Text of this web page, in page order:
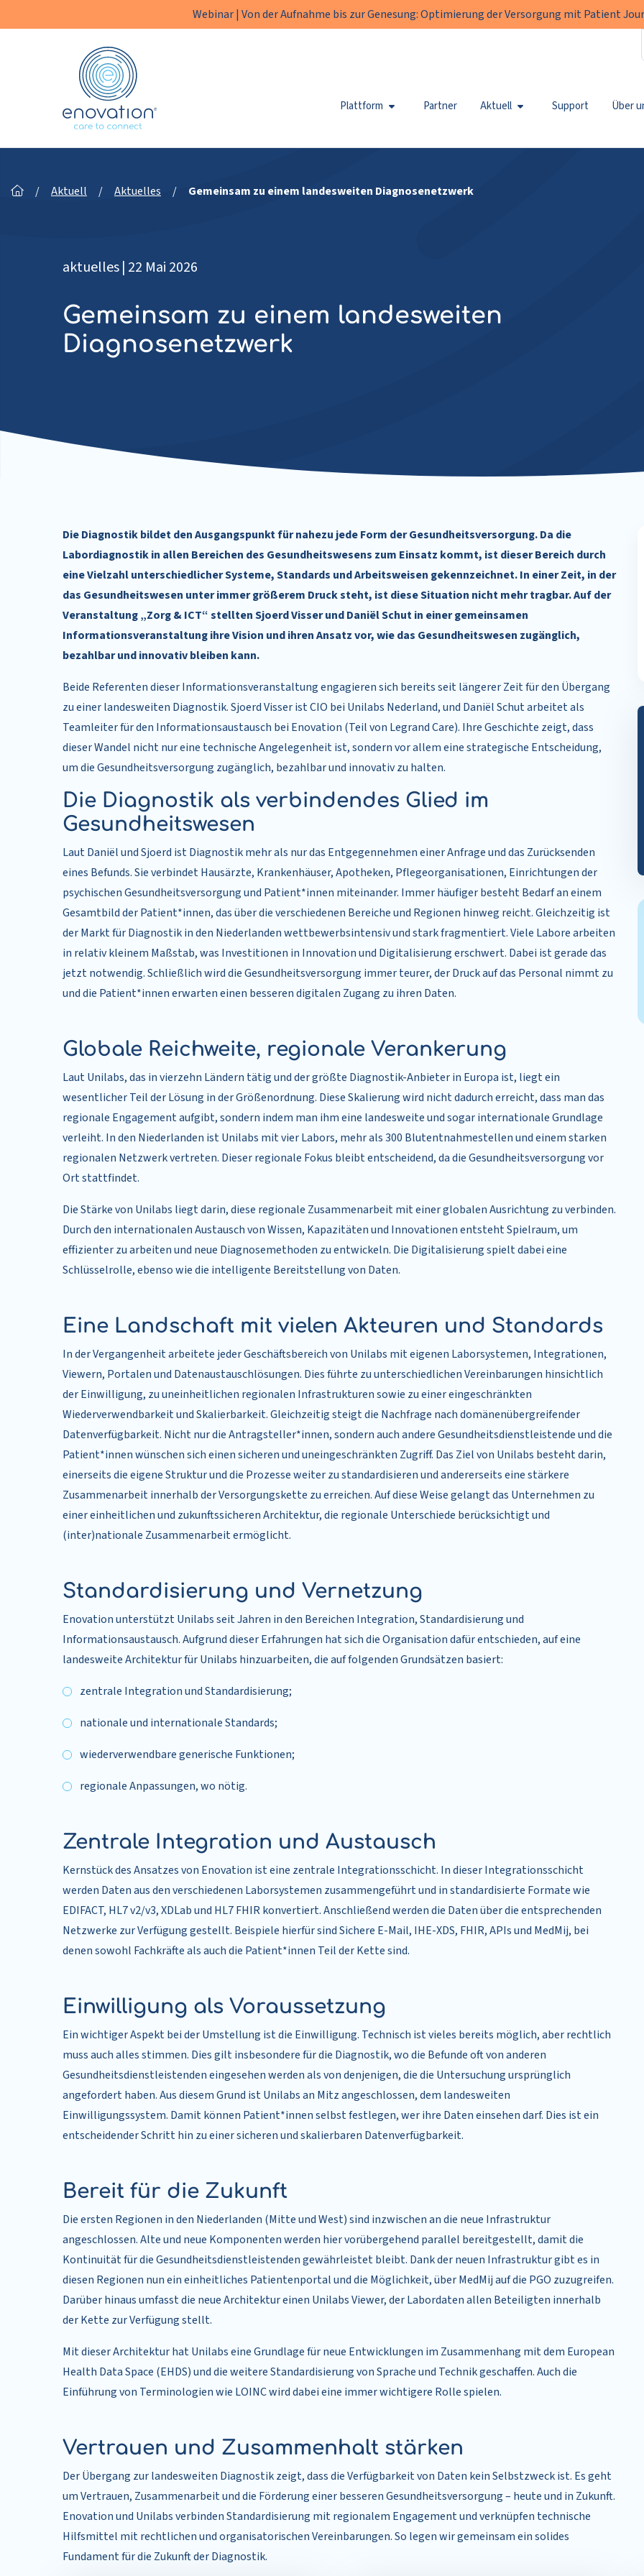
Webinar | Von der Aufnahme bis zur Genesung: Optimierung der Versorgung mit Patient
Enovation
Plattform Partner Aktuell Support Über
/ Aktuell / Aktuelles / Gemeinsam zu einem landesweiten Diagnosenetzwerk
aktuelles| 22 Mai 2026
Gemeinsam zu einem landesweiten
Diagnosenetzwerk
Die Diagnostik bildet den Ausgangspunkt für nahezu jede Form der Gesundheitsversorgung. Da die
Labordiagnostik in allen Bereichen des Gesundheitswesens zum Einsatz kommt, ist dieser Bereich durch
eine Vielzahl unterschiedlicher Systeme, Standards und Arbeitsweisen gekennzeichnet. In einer Zeit, in der
das Gesundheitswesen unter immer größerem Druck steht, ist diese Situation nicht mehr tragbar. Auf der
Veranstaltung „Zorg & ICT“ stellten Sjoerd Visser und Daniël Schut in einer gemeinsamen
Informationsveranstaltung ihre Vision und ihren Ansatz vor, wie das Gesundheitswesen zugänglich,
bezahlbar und innovativ bleiben kann.
Beide Referenten dieser Informationsveranstaltung engagieren sich bereits seit längerer Zeit für den Übergang
zu einer landesweiten Diagnostik. Sjoerd Visser ist CIO bei Unilabs Nederland, und Daniël Schut arbeitet als
Teamleiter für den Informationsaustausch bei Enovation (Teil von Legrand Care). Ihre Geschichte zeigt, dass
dieser Wandel nicht nur eine technische Angelegenheit ist, sondern vor allem eine strategische Entscheidung,
um die Gesundheitsversorgung zugänglich, bezahlbar und innovativ zu halten.
Die Diagnostik als verbindendes Glied im
Gesundheitswesen
Laut Daniël und Sjoerd ist Diagnostik mehr als nur das Entgegennehmen einer Anfrage und das Zurücksenden
eines Befunds. Sie verbindet Hausärzte, Krankenhäuser, Apotheken, Pflegeorganisationen, Einrichtungen der
psychischen Gesundheitsversorgung und Patient*innen miteinander. Immer häufiger besteht Bedarf an einem
Gesamtbild der Patient*innen, das über die verschiedenen Bereiche und Regionen hinweg reicht. Gleichzeitig ist
der Markt für Diagnostik in den Niederlanden wettbewerbsintensiv und stark fragmentiert. Viele Labore arbeiten
in relativ kleinem Maßstab, was Investitionen in Innovation und Digitalisierung erschwert. Dabei ist gerade das
jetzt notwendig. Schließlich wird die Gesundheitsversorgung immer teurer, der Druck auf das Personal nimmt zu
und die Patient*innen erwarten einen besseren digitalen Zugang zu ihren Daten.
Globale Reichweite, regionale Verankerung
Laut Unilabs, das in vierzehn Ländern tätig und der größte Diagnostik-Anbieter in Europa ist, liegt ein
wesentlicher Teil der Lösung in der Größenordnung. Diese Skalierung wird nicht dadurch erreicht, dass man das
regionale Engagement aufgibt, sondern indem man ihm eine landesweite und sogar internationale Grundlage
verleiht. In den Niederlanden ist Unilabs mit vier Labors, mehr als 300 Blutentnahmestellen und einem starken
regionalen Netzwerk vertreten. Dieser regionale Fokus bleibt entscheidend, da die Gesundheitsversorgung vor
Ort stattfindet.
Die Stärke von Unilabs liegt darin, diese regionale Zusammenarbeit mit einer globalen Ausrichtung zu verbinden.
Durch den internationalen Austausch von Wissen, Kapazitäten und Innovationen entsteht Spielraum, um
effizienter zu arbeiten und neue Diagnosemethoden zu entwickeln. Die Digitalisierung spielt dabei eine
Schlüsselrolle, ebenso wie die intelligente Bereitstellung von Daten.
Eine Landschaft mit vielen Akteuren und Standards
In der Vergangenheit arbeitete jeder Geschäftsbereich von Unilabs mit eigenen Laborsystemen, Integrationen,
Viewern, Portalen und Datenaustauschlösungen. Dies führte zu unterschiedlichen Vereinbarungen hinsichtlich
der Einwilligung, zu uneinheitlichen regionalen Infrastrukturen sowie zu einer eingeschränkten
Wiederverwendbarkeit und Skalierbarkeit. Gleichzeitig steigt die Nachfrage nach domänenübergreifender
Datenverfügbarkeit. Nicht nur die Antragsteller*innen, sondern auch andere Gesundheitsdienstleistende und die
Patient*innen wünschen sich einen sicheren und uneingeschränkten Zugriff. Das Ziel von Unilabs besteht darin,
einerseits die eigene Struktur und die Prozesse weiter zu standardisieren und andererseits eine stärkere
Zusammenarbeit innerhalb der Versorgungskette zu erreichen. Auf diese Weise gelangt das Unternehmen zu
einer einheitlichen und zukunftssicheren Architektur, die regionale Unterschiede berücksichtigt und
(inter)nationale Zusammenarbeit ermöglicht.
Standardisierung und Vernetzung
Enovation unterstützt Unilabs seit Jahren in den Bereichen Integration, Standardisierung und
Informationsaustausch. Aufgrund dieser Erfahrungen hat sich die Organisation dafür entschieden, auf eine
landesweite Architektur für Unilabs hinzuarbeiten, die auf folgenden Grundsätzen basiert:
zentrale Integration und Standardisierung;
nationale und internationale Standards;
wiederverwendbare generische Funktionen;
regionale Anpassungen, wo nötig.
Zentrale Integration und Austausch
Kernstück des Ansatzes von Enovation ist eine zentrale Integrationsschicht. In dieser Integrationsschicht
werden Daten aus den verschiedenen Laborsystemen zusammengeführt und in standardisierte Formate wie
EDIFACT, HL7 v2/v3, XDLab und HL7 FHIR konvertiert. Anschließend werden die Daten über die entsprechenden
Netzwerke zur Verfügung gestellt. Beispiele hierfür sind Sichere E-Mail, IHE-XDS, FHIR, APIs und MedMij, bei
denen sowohl Fachkräfte als auch die Patient*innen Teil der Kette sind.
Einwilligung als Voraussetzung
Ein wichtiger Aspekt bei der Umstellung ist die Einwilligung. Technisch ist vieles bereits möglich, aber rechtlich
muss auch alles stimmen. Dies gilt insbesondere für die Diagnostik, wo die Befunde oft von anderen
Gesundheitsdienstleistenden eingesehen werden als von denjenigen, die die Untersuchung ursprünglich
angefordert haben. Aus diesem Grund ist Unilabs an Mitz angeschlossen, dem landesweiten
Einwilligungssystem. Damit können Patient*innen selbst festlegen, wer ihre Daten einsehen darf. Dies ist ein
entscheidender Schritt hin zu einer sicheren und skalierbaren Datenverfügbarkeit.
Bereit für die Zukunft
Die ersten Regionen in den Niederlanden (Mitte und West) sind inzwischen an die neue Infrastruktur
angeschlossen. Alte und neue Komponenten werden hier vorübergehend parallel bereitgestellt, damit die
Kontinuität für die Gesundheitsdienstleistenden gewährleistet bleibt. Dank der neuen Infrastruktur gibt es in
diesen Regionen nun ein einheitliches Patientenportal und die Möglichkeit, über MedMij auf die PGO zuzugreifen.
Darüber hinaus umfasst die neue Architektur einen Unilabs Viewer, der Labordaten allen Beteiligten innerhalb
der Kette zur Verfügung stellt.
Mit dieser Architektur hat Unilabs eine Grundlage für neue Entwicklungen im Zusammenhang mit dem European
Health Data Space (EHDS) und die weitere Standardisierung von Sprache und Technik geschaffen. Auch die
Einführung von Terminologien wie LOINC wird dabei eine immer wichtigere Rolle spielen.
Vertrauen und Zusammenhalt stärken
Der Übergang zur landesweiten Diagnostik zeigt, dass die Verfügbarkeit von Daten kein Selbstzweck ist. Es geht
um Vertrauen, Zusammenarbeit und die Förderung einer besseren Gesundheitsversorgung – heute und in Zukunft.
Enovation und Unilabs verbinden Standardisierung mit regionalem Engagement und verknüpfen technische
Hilfsmittel mit rechtlichen und organisatorischen Vereinbarungen. So legen wir gemeinsam ein solides
Fundament für die Zukunft der Diagnostik.